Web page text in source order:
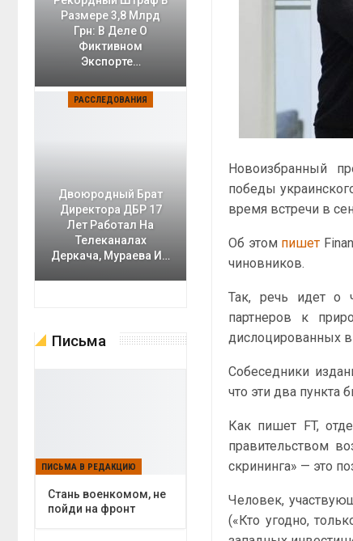
Новоизбранный
победы
время встречи в
Об этом пишет
чиновников.
Так, речь идет о
партнеров к
дислоцированных
Собеседники
что эти два
Как пишет FT,
правительством
скрининга» — это
Человек,
(«Кто угодно,
Размере 3,8 Млрд
Грн: В Деле О
Фиктивном
Экспорте…
РАССЛЕДОВАНИЯ
Двоюродный Брат
Директора ДБР 17
Лет Работал На
Телеканалах
Деркача, Мураева И…
Письма
ПИСЬМА В РЕДАКЦИЮ
Cтань военкомом, не
пойди на фронт